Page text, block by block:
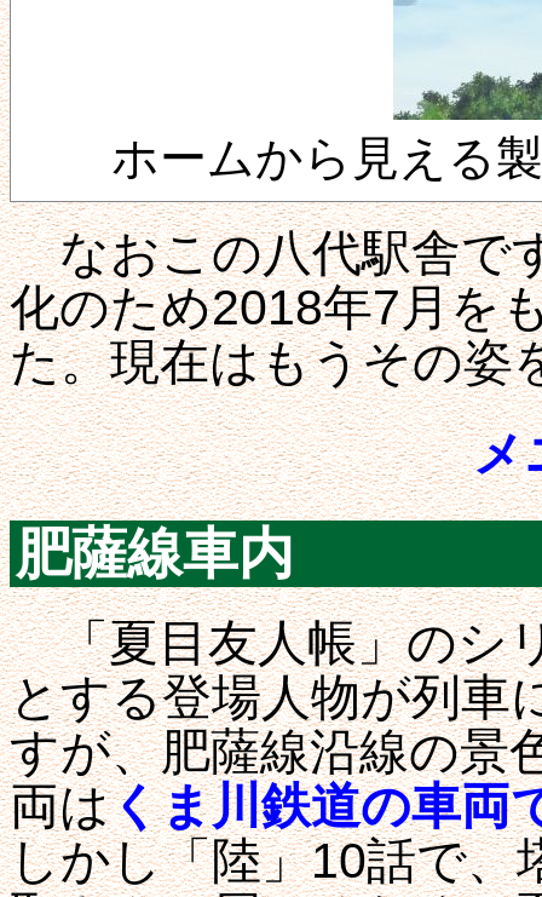
ホームから見える
なおこの八代駅舎で
化のため2018年7月を
た。現在はもうその姿
メ
肥薩線車内
「夏目友人帳」のシ
とする登場人物が列車
すが、肥薩線沿線の景
両はくま川鉄道の車両
しかし「陸」10話で、